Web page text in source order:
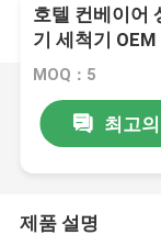
호텔 컨베이어
기 세척기 OEM
MOQ：5
최고
제품 설명